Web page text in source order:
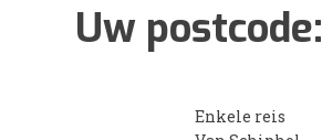
Uw postcode:
Enkele reis